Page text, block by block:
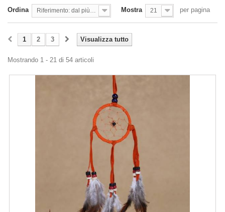
Ordina Mostra 21 per pagina
Visualizza tutto
1 2 3
Mostrando 1 - 21 di 54 articoli